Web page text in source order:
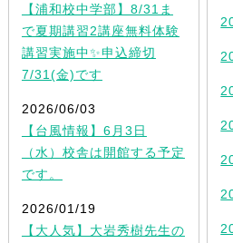
【浦和校中学部】8/31ま
で夏期講習2講座無料体験
講習実施中✨申込締切
7/31(金)です
2026/06/03
【台風情報】6月3日
（水）校舎は開館する予定
です。
2026/01/19
【大人気】大岩秀樹先生の